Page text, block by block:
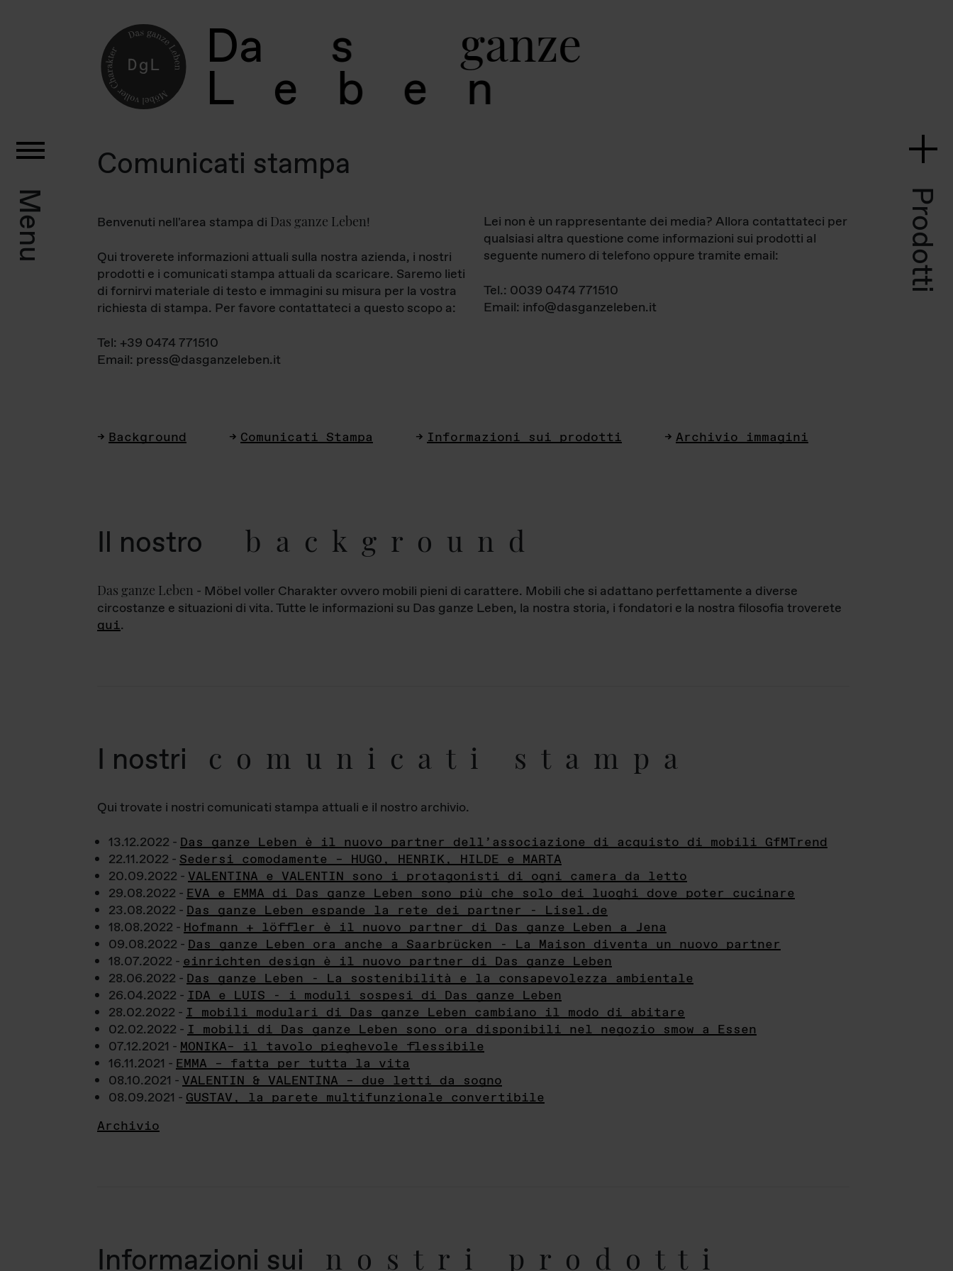
Da s ganz
L e b e
Menu Prodotti
Comunicati stampa
Benvenuti nell'area stampa di Das ganze Leben!
Qui troverete informazioni attuali sulla nostra azienda, i nostri
prodotti e i comunicati stampa attuali da scaricare. Saremo lieti
di fornirvi materiale di testo e immagini su misura per la vostra
richiesta di stampa. Per favore contattateci a questo scopo a:
Tel: +39 0474 771510
Email: press@dasganzeleben.it
Lei non è un rappresentante dei media? Allora contattateci per
qualsiasi altra questione come informazioni sui prodotti al
seguente numero di telefono oppure tramite email:
Tel.: 0039 0474 771510
Email: info@dasganzeleben.it
Background Comunicati Stampa Informazioni sui prodotti Archivio immagini
Il nostro background
Das ganze Leben - Möbel voller Charakter ovvero mobili pieni di carattere. Mobili che si adattano perfettamente a diverse
circostanze e situazioni di vita. Tutte le informazioni su Das ganze Leben, la nostra storia, i fondatori e la nostra filosofia troverete
qui.
I nostri comunicati stampa
Qui trovate i nostri comunicati stampa attuali e il nostro archivio.
13.12.2022 - Das ganze Leben è il nuovo partner dell’associazione di acquisto di mobili GfMTrend
22.11.2022 - Sedersi comodamente – HUGO, HENRIK, HILDE e MARTA
20.09.2022 - VALENTINA e VALENTIN sono i protagonisti di ogni camera da letto
29.08.2022 - EVA e EMMA di Das ganze Leben sono più che solo dei luoghi dove poter cucinare
23.08.2022 - Das ganze Leben espande la rete dei partner - Lisel.de
18.08.2022 - Hofmann + löffler è il nuovo partner di Das ganze Leben a Jena
09.08.2022 - Das ganze Leben ora anche a Saarbrücken - La Maison diventa un nuovo partner
18.07.2022 - einrichten design è il nuovo partner di Das ganze Leben
28.06.2022 - Das ganze Leben - La sostenibilità e la consapevolezza ambientale
26.04.2022 - IDA e LUIS - i moduli sospesi di Das ganze Leben
28.02.2022 - I mobili modulari di Das ganze Leben cambiano il modo di abitare
02.02.2022 - I mobili di Das ganze Leben sono ora disponibili nel negozio smow a Essen
07.12.2021 - MONIKA– il tavolo pieghevole flessibile
16.11.2021 - EMMA – fatta per tutta la vita
08.10.2021 - VALENTIN & VALENTINA – due letti da sogno
08.09.2021 - GUSTAV, la parete multifunzionale convertibile
Archivio
Informazioni sui nostri prodotti